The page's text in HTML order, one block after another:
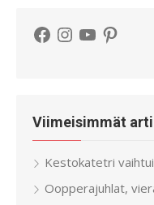
Facebook
Instagram
YouTubePinterest
Viimeisimmät
Kestokatetri
Oopperajuhlat,